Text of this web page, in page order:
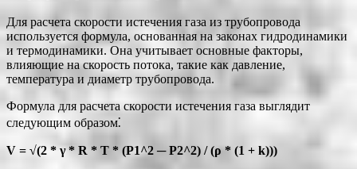
Для расчета скорости истечения газа из трубопровода
используется формула, основанная на законах гидродинамики
и термодинамики. Она учитывает основные факторы,
влияющие на скорость потока, такие как давление,
температура и диаметр трубопровода.
Формула для расчета скорости истечения газа выглядит
следующим образом⁚
V = √(2 * γ * R * T * (P1^2 ─ P2^2) / (ρ * (1 + k)))